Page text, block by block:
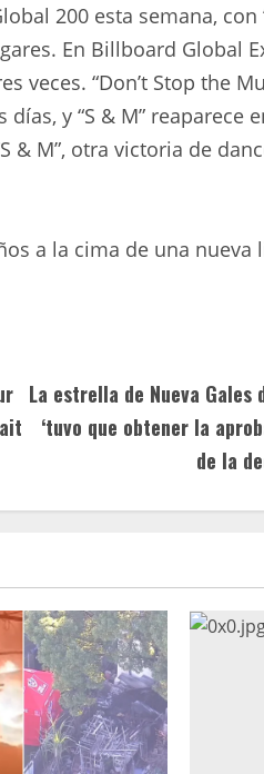
200 esta semana, con
En Billboard Global
“Don’t Stop the
y “S & M” reaparece
& M”, ​​otra victoria de
a la cima de una nueva
La estrella de Nueva Gales
‘tuvo que obtener la
de la